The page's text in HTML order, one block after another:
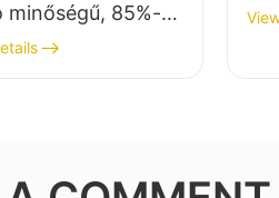
minőségű, 85%-os
80+ bronz
számítógép